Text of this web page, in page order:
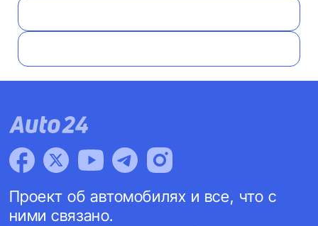
Проект об автомобилях и все, что с
ними связано.